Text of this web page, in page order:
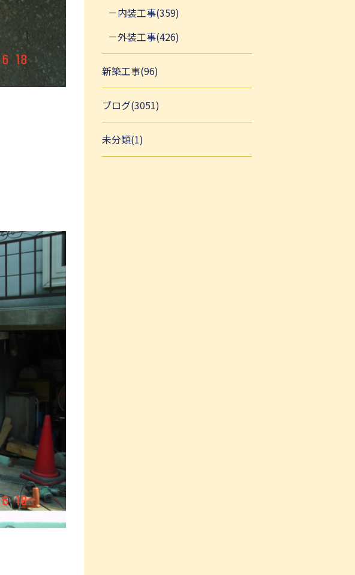
内装工事(359)
外装工事(426)
新築工事(96)
ブログ(3051)
未分類(1)